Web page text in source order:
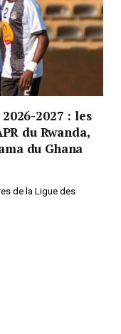
2027 : les
du Rwanda,
du Ghana
de la Ligue des